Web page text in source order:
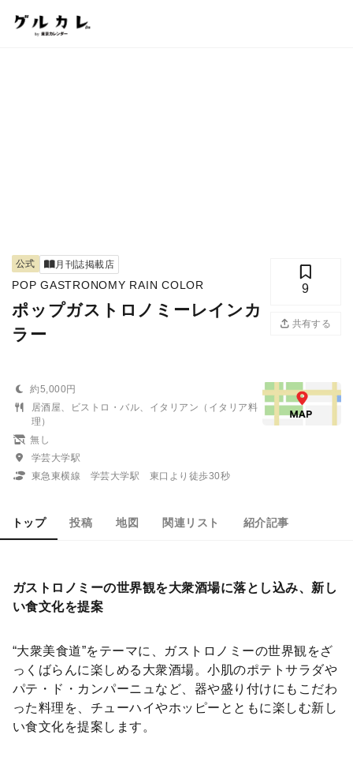
公式 月刊誌掲載店
POP GASTRONOMY RAIN COLOR
ポップガストロノミーレインカ
ラー
9
共有する
約5,000円
居酒屋、ビストロ・バル、イタリアン（イタリア料
理）
無し
学芸大学駅
東急東横線 学芸大学駅 東口より徒歩30秒
トップ 投稿 地図 関連リスト 紹介記事
ガストロノミーの世界観を大衆酒場に落とし込み、新し
い食文化を提案
“大衆美食道”をテーマに、ガストロノミーの世界観をざ
っくばらんに楽しめる大衆酒場。小肌のポテトサラダや
パテ・ド・カンパーニュなど、器や盛り付けにもこだわ
った料理を、チューハイやホッピーとともに楽しむ新し
い食文化を提案します。